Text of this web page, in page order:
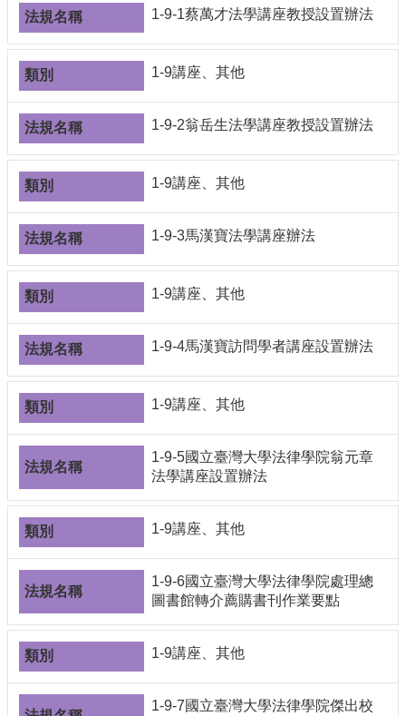
1-9-1蔡萬才法學講座教授設置辦法
1-9講座、其他
1-9-2翁岳生法學講座教授設置辦法
1-9講座、其他
1-9-3馬漢寶法學講座辦法
1-9講座、其他
1-9-4馬漢寶訪問學者講座設置辦法
1-9講座、其他
1-9-5國立臺灣大學法律學院翁元章
法學講座設置辦法
1-9講座、其他
1-9-6國立臺灣大學法律學院處理總
圖書館轉介薦購書刊作業要點
1-9講座、其他
1-9-7國立臺灣大學法律學院傑出校